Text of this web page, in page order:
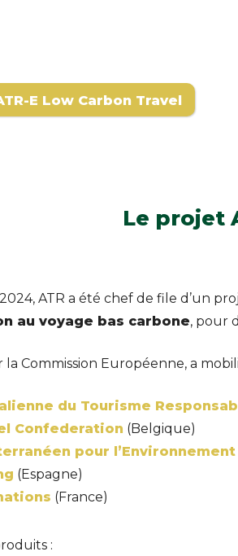
E Low Carbon Travel
Le projet
ATR a été chef de file d’un
au voyage bas carbone, pour
Commission Européenne, a
du Tourisme
Confederation (Belgique)
pour l’Environnement
(Espagne)
(France)
: